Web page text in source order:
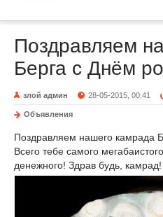
Поздравляем
Берга с Днём
злой админ 28-05-2015, 00:41
Объявления
Поздравляем нашего камрада
Всего тебе самого
денежного! Здрав будь, камрад!